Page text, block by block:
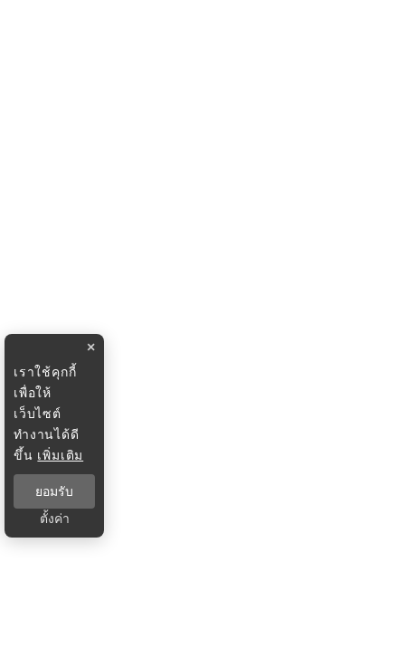
×
เราใช้คุกกี้
เพื่อให้
เว็บไซต์
ทำงานได้ดี
ขึ้น เพิ่มเติม
ยอมรับ
ตั้งค่า